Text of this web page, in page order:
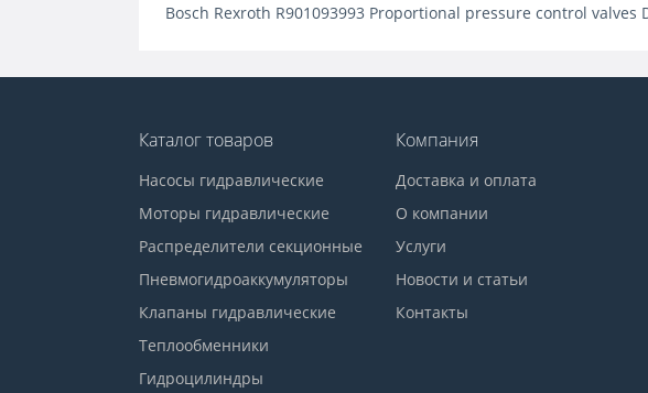
Bosch Rexroth R901093993 Proportional pressure control valves
Каталог товаров
Насосы гидравлические
Моторы гидравлические
Распределители секционные
Пневмогидроаккумуляторы
Клапаны гидравлические
Теплообменники
Гидроцилиндры
Компания
Доставка и оплата
О компании
Услуги
Новости и статьи
Контакты